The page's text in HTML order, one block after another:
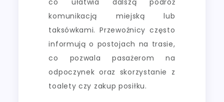
komunikacją miejską lub
taksówkami. Przewoźnicy często
informują o postojach na trasie,
co pozwala pasażerom na
odpoczynek oraz skorzystanie z
toalety czy zakup posiłku.